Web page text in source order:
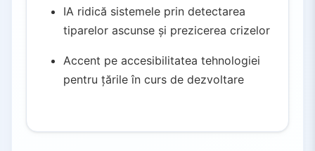
IA ridică sistemele prin detectarea
tiparelor ascunse și prezicerea crizelor
Accent pe accesibilitatea tehnologiei
pentru țările în curs de dezvoltare